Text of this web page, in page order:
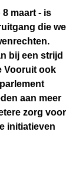
maart - is
die we
bij een strijd
Vooruit ook
aan meer
zorg voor
initiatieven